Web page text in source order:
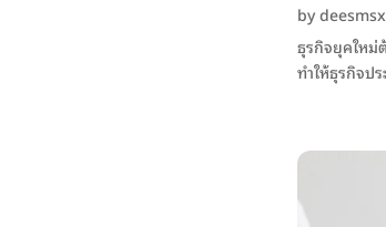
by
ธุรกิจยุคใหม่
ทำให้ธุรกิจป